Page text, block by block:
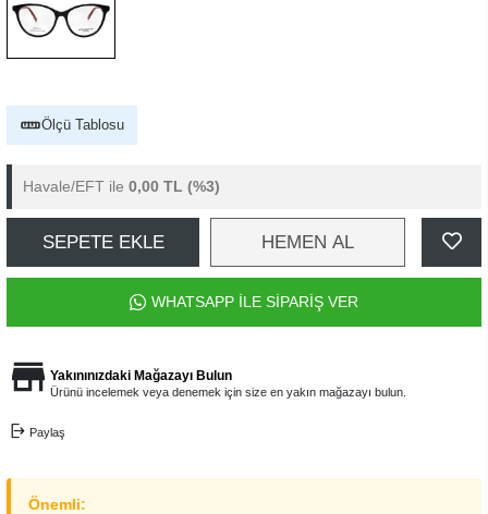
Ölçü Tablosu
Havale/EFT ile 0,00 TL (%3)
SEPETE EKLE HEMEN AL
WHATSAPP İLE SİPARİŞ VER
Yakınınızdaki Mağazayı Bulun
Ürünü incelemek veya denemek için size en yakın mağazayı bulun.
Paylaş
Önemli: